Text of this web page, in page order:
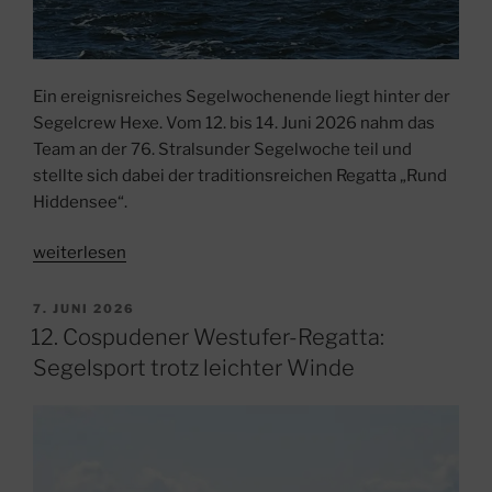
Ein ereignisreiches Segelwochenende liegt hinter der
Segelcrew Hexe. Vom 12. bis 14. Juni 2026 nahm das
Team an der 76. Stralsunder Segelwoche teil und
stellte sich dabei der traditionsreichen Regatta „Rund
Hiddensee“.
„Segelcrew
trotzt
Wind
und
Wetter
weiterlesen
VERÖFFENTLICHT
AM
7. JUNI 2026
12. Cospudener Westufer-Regatta:
Segelsport trotz leichter Winde